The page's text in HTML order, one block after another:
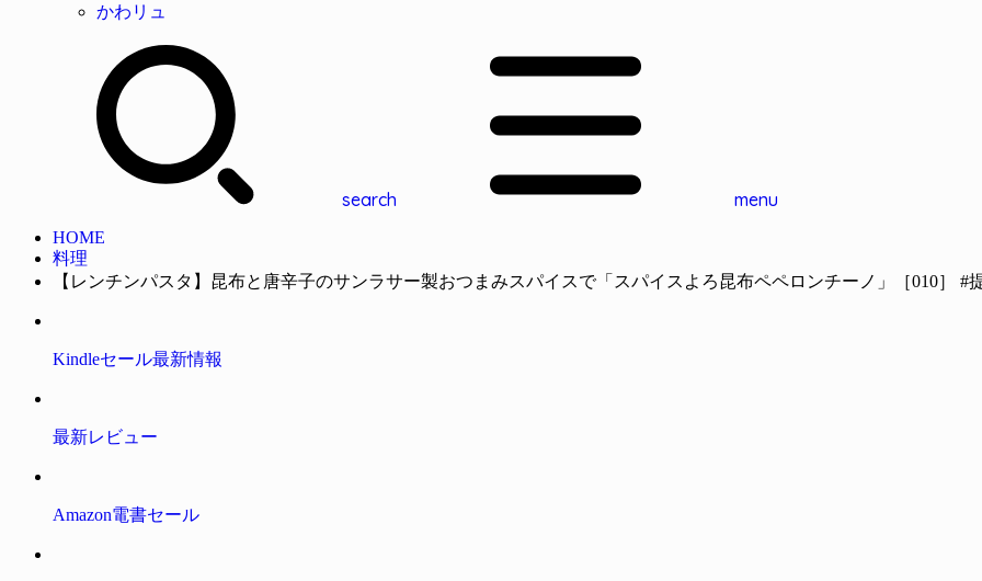
かわリュ
search menu
HOME
料理
【レンチンパスタ】昆布と唐辛子のサンラサー製おつまみスパイスで「スパイスよろ昆布ペペロンチーノ」［010］ #
Kindleセール最新情報
最新レビュー
Amazon電書セール